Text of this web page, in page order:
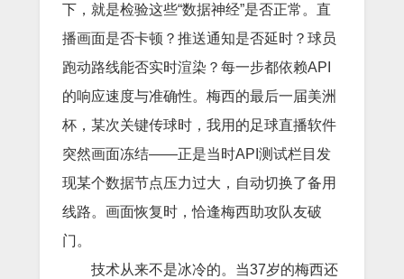
下，就是检验这些“数据神经”是否正常。直
播画面是否卡顿？推送通知是否延时？球员
跑动路线能否实时渲染？每一步都依赖API
的响应速度与准确性。梅西的最后一届美洲
杯，某次关键传球时，我用的足球直播软件
突然画面冻结——正是当时API测试栏目发
现某个数据节点压力过大，自动切换了备用
线路。画面恢复时，恰逢梅西助攻队友破
门。
技术从来不是冰冷的。当37岁的梅西还